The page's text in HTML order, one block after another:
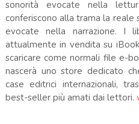
sonorità evocate nella
conferiscono alla trama la reale
evocate nella narrazione. I
attualmente in vendita su
scaricare come normali file e-
nascerà uno store dedicato
case editrici internazionali,
best-seller più amati dai lettori.